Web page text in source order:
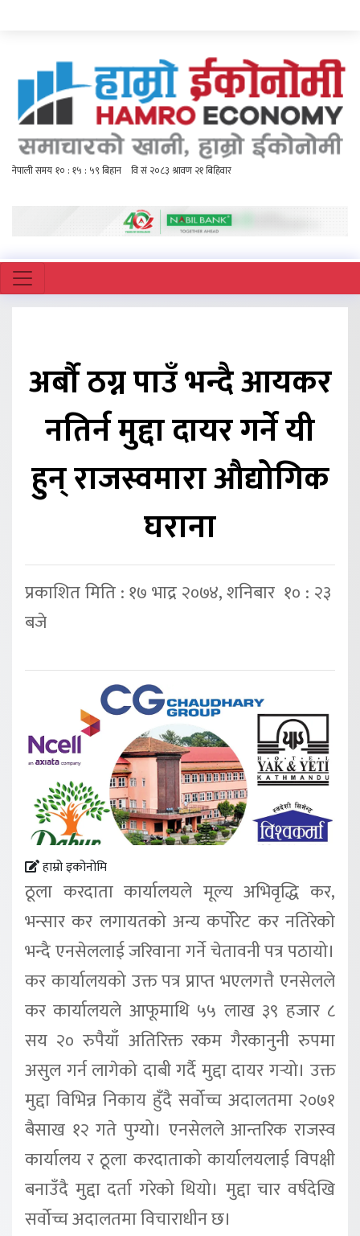
अर्बौ ठग्न पाउँ भन्दै आयकर
नतिर्न मुद्दा दायर गर्ने यी
हुन् राजस्वमारा औद्योगिक
घराना
प्रकाशित मिति : १७ भाद्र २०७४, शनिबार १० : २३
बजे
हाम्रो इकोनोमि
ठूला करदाता कार्यालयले मूल्य अभिवृद्धि कर,
भन्सार कर लगायतको अन्य कर्पोरेट कर नतिरेको
भन्दै एनसेललाई जरिवाना गर्ने चेतावनी पत्र पठायो।
कर कार्यालयको उक्त पत्र प्राप्त भएलगत्तै एनसेलले
कर कार्यालयले आफूमाथि ५५ लाख ३९ हजार ८
सय २० रुपैयाँ अतिरिक्त रकम गैरकानुनी रुपमा
असुल गर्न लागेको दाबी गर्दै मुद्दा दायर गर्‍यो। उक्त
मुद्दा विभिन्न निकाय हुँदै सर्वोच्च अदालतमा २०७१
बैसाख १२ गते पुग्यो। एनसेलले आन्तरिक राजस्व
कार्यालय र ठूला करदाताको कार्यालयलाई विपक्षी
बनाउँदै मुद्दा दर्ता गरेको थियो। मुद्दा चार वर्षदेखि
सर्वोच्च अदालतमा विचाराधीन छ।